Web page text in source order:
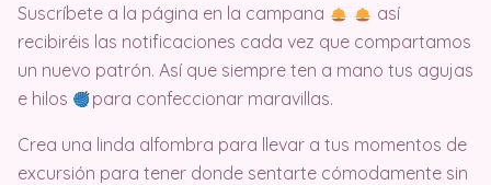
Suscríbete a la página en la campana
así
recibiréis las notificaciones cada vez que compartamos
un nuevo patrón. Así que siempre ten a mano tus agujas
e hilos
para confeccionar maravillas.
Crea una linda alfombra para llevar a tus momentos de
excursión para tener donde sentarte cómodamente sin